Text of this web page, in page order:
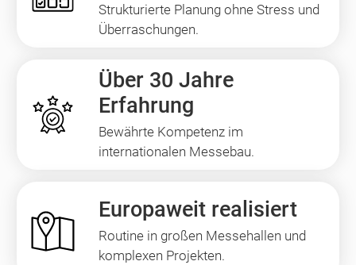
Strukturierte Planung ohne Stress und
Überraschungen.
Über 30 Jahre
Erfahrung
Bewährte Kompetenz im
internationalen Messebau.
Europaweit realisiert
Routine in großen Messehallen und
komplexen Projekten.